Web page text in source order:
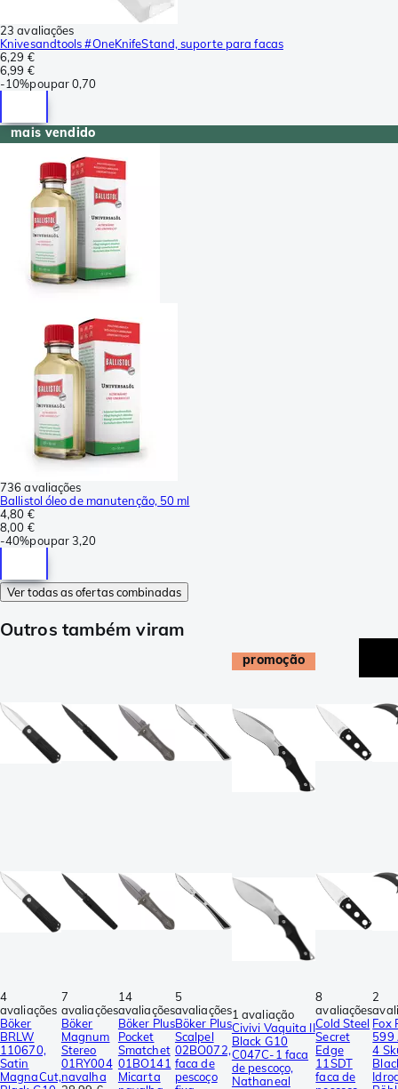
23 avaliações
Knivesandtools #OneKnifeStand, suporte para facas
6,29 €
6,99 €
-10%poupar0,70
mais vendido
736 avaliações
Ballistol óleo de manutenção, 50 ml
4,80 €
8,00 €
-40%poupar3,20
Ver todas as ofertas combinadas
Outros também viram
4
avaliações
Böker
BRLW
110670,
Satin
MagnaCut,
7
avaliações
Böker
Magnum
Stereo
01RY004
navalha
14
avaliações
Böker Plus
Pocket
Smatchet
01BO141
Micarta
5
avaliações
Böker Plus
Scalpel
02BO072,
faca de
pescoço
promoção
1 avaliação
Civivi Vaquita II
Black G10
C047C-1 faca
de pescoço,
Nathaneal
8
avaliações
Cold Steel
Secret
Edge
11SDT
faca de
2
Fox
599
4